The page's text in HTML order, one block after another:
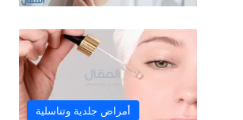
أمراض جلدية وتناسلية